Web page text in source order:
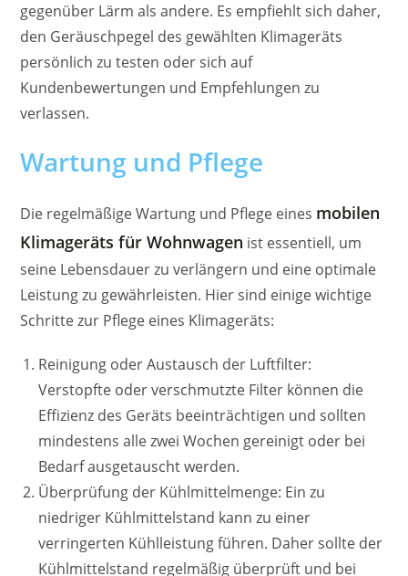
gegenüber Lärm als andere. Es empfiehlt sich daher,
den Geräuschpegel des gewählten Klimageräts
persönlich zu testen oder sich auf
Kundenbewertungen und Empfehlungen zu
verlassen.
Wartung und Pflege
Die regelmäßige Wartung und Pflege eines mobilen
Klimageräts für Wohnwagen ist essentiell, um
seine Lebensdauer zu verlängern und eine optimale
Leistung zu gewährleisten. Hier sind einige wichtige
Schritte zur Pflege eines Klimageräts:
Reinigung oder Austausch der Luftfilter:
Verstopfte oder verschmutzte Filter können die
Effizienz des Geräts beeinträchtigen und sollten
mindestens alle zwei Wochen gereinigt oder bei
Bedarf ausgetauscht werden.
Überprüfung der Kühlmittelmenge: Ein zu
niedriger Kühlmittelstand kann zu einer
verringerten Kühlleistung führen. Daher sollte der
Kühlmittelstand regelmäßig überprüft und bei